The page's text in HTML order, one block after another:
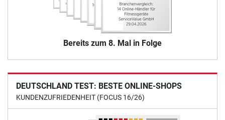
Bereits zum 8. Mal in Folge
DEUTSCHLAND TEST: BESTE ONLINE-SHOPS
KUNDENZUFRIEDENHEIT (FOCUS 16/26)